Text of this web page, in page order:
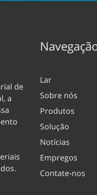
de
a
Lar
Sobre nós
Produtos
Solução
Notícias
Empregos
Contate-nos